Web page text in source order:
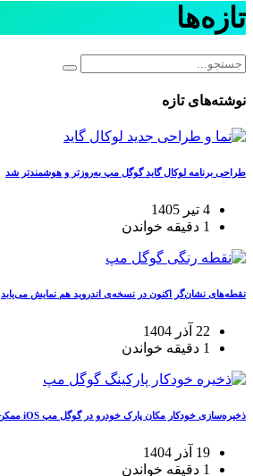
تازه‌ها
نوشته‌های تازه
طراحی برنامه لوکال گاید گوگل مپ به‌روزتر و هوشمندتر شد
4 تیر 1405
1 دقیقه خواندن
نقطه‌های نشان‌گر اکنون در نسخه‌ی اندروید هم نمایش می‌یابد
22 آذر 1404
1 دقیقه خواندن
ذخیره‌سازی خودکار مکان پارک خودرو در گوگل مپ iOS ممکن شد
19 آذر 1404
1 دقیقه خواندن